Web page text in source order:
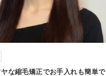
ヤな縮毛矯正でお手入れも簡単で